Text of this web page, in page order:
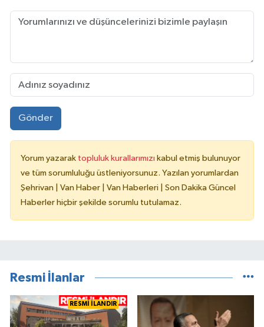
Gönder
Yorum yazarak topluluk kurallarımızı kabul etmiş bulunuyor
ve tüm sorumluluğu üstleniyorsunuz. Yazılan yorumlardan
Şehrivan | Van Haber | Van Haberleri | Son Dakika Güncel
Haberler hiçbir şekilde sorumlu tutulamaz.
Resmi İlanlar
RESMİ İLANDIR